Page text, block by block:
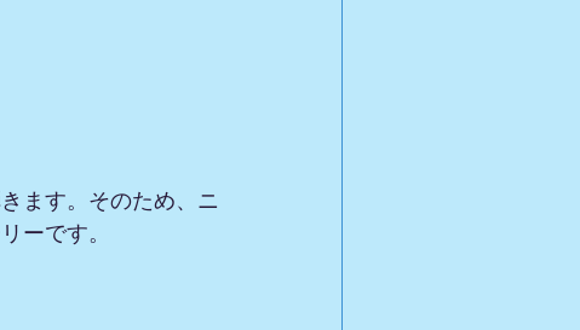
ます。そのため、ニ
ーです。